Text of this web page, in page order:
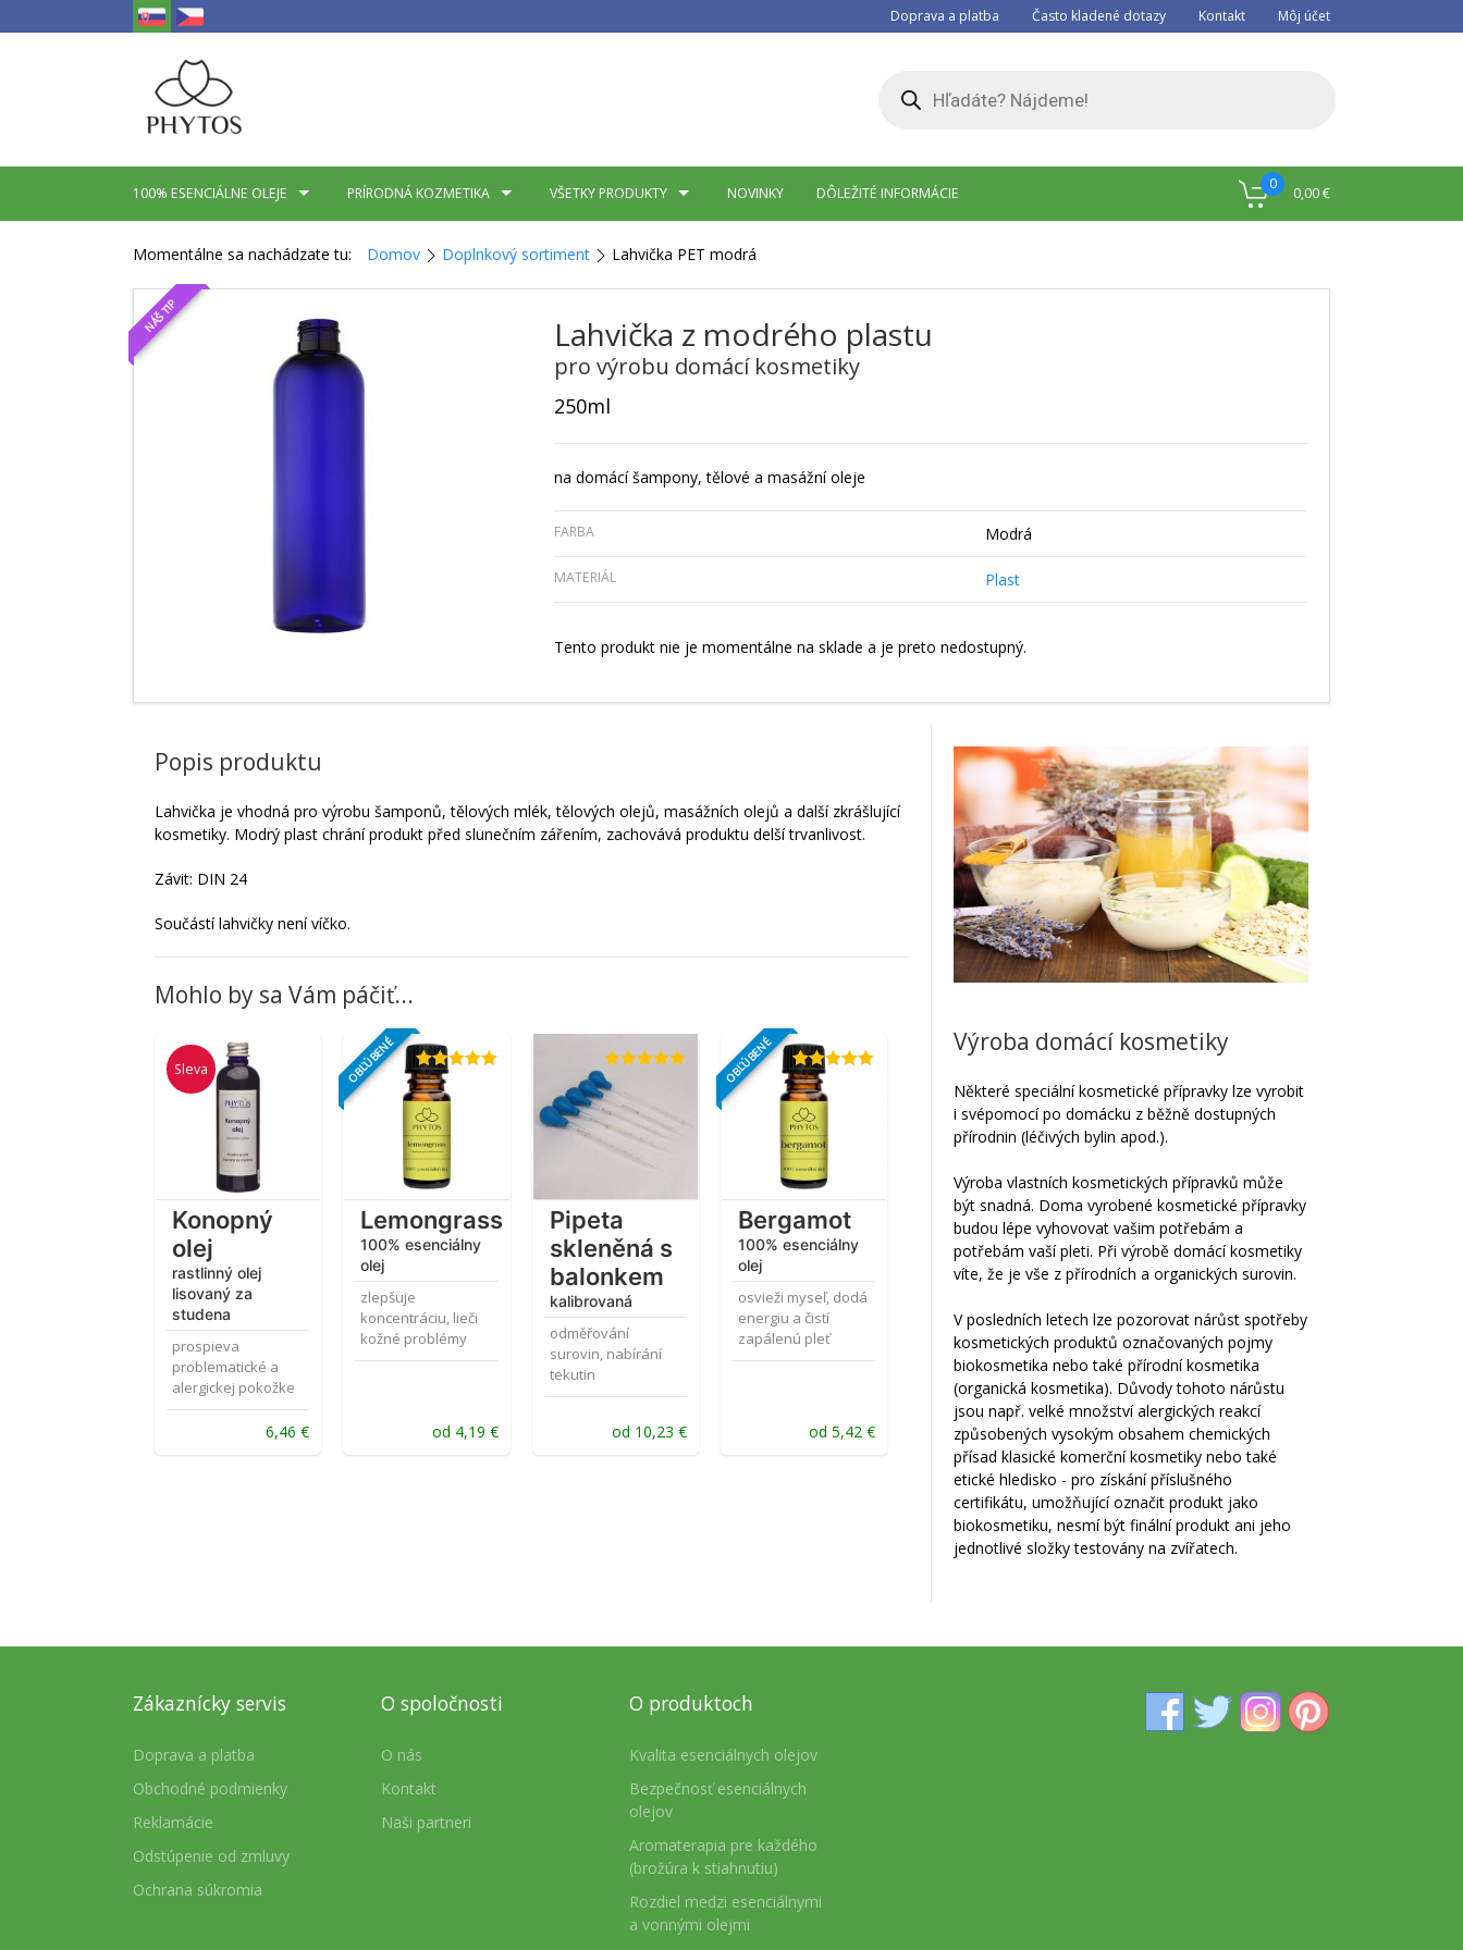
Doprava a platba Často kladené dotazy Kontakt Môj účet
search
100% ESENCIÁLNE OLEJE PRÍRODNÁ KOZMETIKA VŠETKY PRODUKTY NOVINKY DÔLEŽITÉ INFORMÁCIE
0
0,00€
Momentálne sa nachádzate tu: Domov Doplnkový sortiment Lahvička PET modrá
NÁŠ TIP Lahvička z modrého plastu
pro výrobu domácí kosmetiky
250ml
na domácí šampony, tělové a masážní oleje
FARBA Modrá
MATERIÁL Plast
Tento produkt nie je momentálne na sklade a je preto nedostupný.
Popis produktu
Lahvička je vhodná pro výrobu šamponů, tělových mlék, tělových olejů, masážních olejů a další zkrášlující
kosmetiky. Modrý plast chrání produkt před slunečním zářením, zachovává produktu delší trvanlivost.
Závit: DIN 24
Součástí lahvičky není víčko.
Mohlo by sa Vám páčiť...
Sleva
Konopný
olej
rastlinný olej
lisovaný za
studena
prospieva
problematické a
alergickej pokožke
Pôvodná
cena
6,46€Aktuálna
cena
OBĽÚBENÉ
Lemongrass
100% esenciálny
olej
zlepšuje
koncentráciu, lieči
kožné problémy
Hodnotenie
4.88z 5
od 4,19 €
Pipeta
skleněná s
balonkem
kalibrovaná
odměřování
surovin, nabírání
tekutin
Hodnotenie
5.00
od 10,23 €
OBĽÚBENÉ
Bergamot
100% esenciálny
olej
osvieži myseľ, dodá
energiu a čistí
zapálenú pleť
Hodnotenie
4.96z 5
od5,42€
Výroba domácí kosmetiky
Některé speciální kosmetické přípravky lze vyrobit
i svépomocí po domácku z běžně dostupných
přírodnin (léčivých bylin apod.).
Výroba vlastních kosmetických přípravků může
být snadná. Doma vyrobené kosmetické přípravky
budou lépe vyhovovat vašim potřebám a
potřebám vaší pleti. Při výrobě domácí kosmetiky
víte, že je vše z přírodních a organických surovin.
V posledních letech lze pozorovat nárůst spotřeby
kosmetických produktů označovaných pojmy
biokosmetika nebo také přírodní kosmetika
(organická kosmetika). Důvody tohoto nárůstu
jsou např. velké množství alergických reakcí
způsobených vysokým obsahem chemických
přísad klasické komerční kosmetiky nebo také
etické hledisko - pro získání příslušného
certifikátu, umožňující označit produkt jako
biokosmetiku, nesmí být finální produkt ani jeho
jednotlivé složky testovány na zvířatech.
Zákaznícky servis
Doprava a platba
Obchodné podmienky
Reklamácie
Odstúpenie od zmluvy
Ochrana súkromia
O spoločnosti
O nás
Kontakt
Naši partneri
O produktoch
Kvalita esenciálnych olejov
Bezpečnosť esenciálnych
olejov
Aromaterapia pre každého
(brožúra k stiahnutiu)
Rozdiel medzi esenciálnymi
a vonnými olejmi